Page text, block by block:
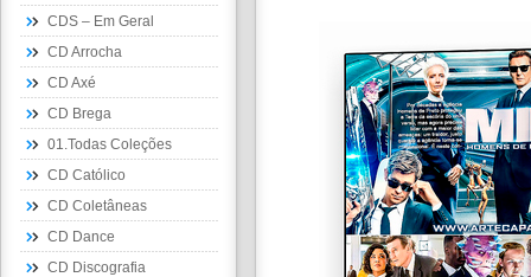
CDS – Em Geral
CD Arrocha
CD Axé
CD Brega
01.Todas Coleções
CD Católico
CD Coletâneas
CD Dance
CD Discografia